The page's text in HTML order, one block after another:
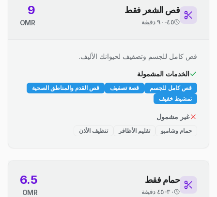
قص الشعر فقط
٤٥-٩٠ دقيقة
9
OMR
قص كامل للجسم وتصفيف لحيوانك الأليف.
الخدمات المشمولة
قص كامل للجسم قصة تصفيف
قص القدم والمناطق الصحية
تمشيط خفيف
غير مشمول
حمام وشامبو تقليم الأظافر تنظيف الأذن
حمام فقط
٣٠-٤٥ دقيقة
6.5
OMR